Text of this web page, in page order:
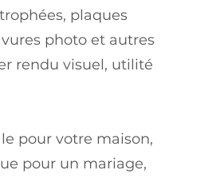
plaques
photo et autres
rendu visuel, utilité
pour votre maison,
pour un mariage,